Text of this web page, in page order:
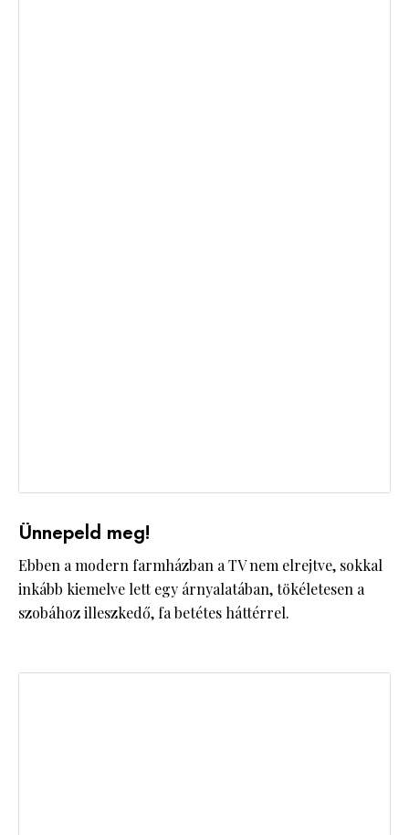
Ünnepeld meg!
Ebben a modern farmházban a TV nem elrejtve, sokkal
inkább kiemelve lett egy árnyalatában, tökéletesen a
szobához illeszkedő, fa betétes háttérrel.